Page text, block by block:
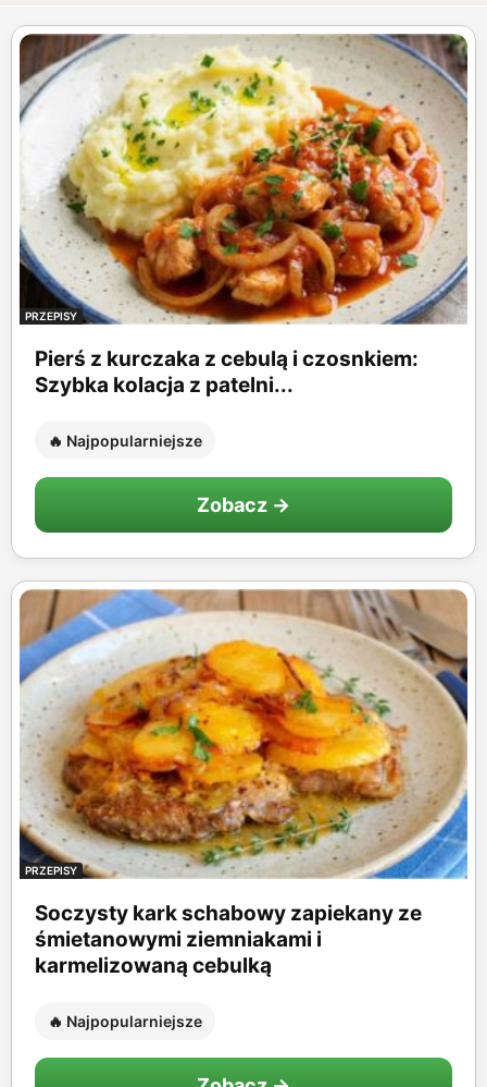
PRZEPISY
Pierś z kurczaka z cebulą i czosnkiem:
Szybka kolacja z patelni...
🔥 Najpopularniejsze
Zobacz →
PRZEPISY
Soczysty kark schabowy zapiekany ze
śmietanowymi ziemniakami i
karmelizowaną cebulką
🔥 Najpopularniejsze